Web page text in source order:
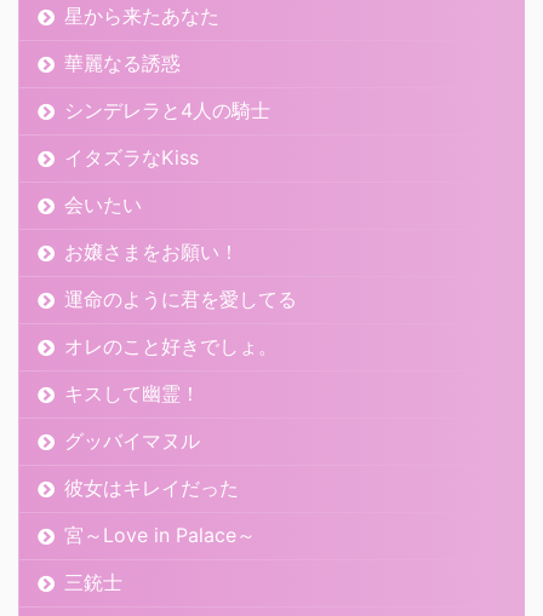
星から来たあなた
華麗なる誘惑
シンデレラと4人の騎士
イタズラなKiss
会いたい
お嬢さまをお願い！
運命のように君を愛してる
オレのこと好きでしょ。
キスして幽霊！
グッバイマヌル
彼女はキレイだった
宮～Love in Palace～
三銃士